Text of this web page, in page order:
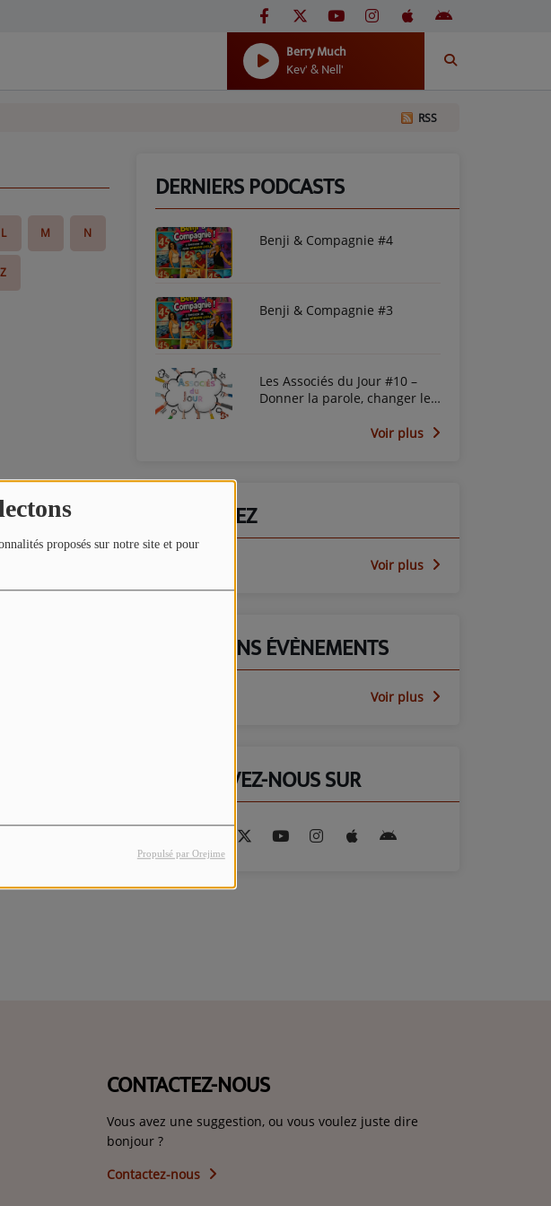
proposés sur notre site et pour
Propulsé par Orejime
Berry Much
Kev' & Nell'
RSS
L M N
Z
DERNIERS PODCASTS
Benji & Compagnie #4
Benji & Compagnie #3
Les Associés du Jour #10 –
Donner la parole, changer le
Voir plus
PARTICIPEZ
Voir plus
PROCHAINS ÉVÈNEMENTS
Voir plus
RETROUVEZ-NOUS SUR
CONTACTEZ-NOUS
Vous avez une suggestion, ou vous voulez juste dire
bonjour ?
Contactez-nous